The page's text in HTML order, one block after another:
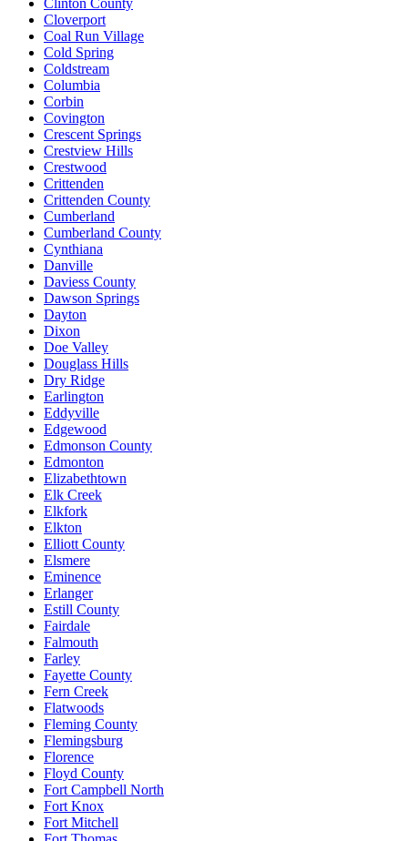
Cloverport
Coal Run Village
Cold Spring
Coldstream
Columbia
Corbin
Covington
Crescent Springs
Crestview Hills
Crestwood
Crittenden
Crittenden County
Cumberland
Cumberland County
Cynthiana
Danville
Daviess County
Dawson Springs
Dayton
Dixon
Doe Valley
Douglass Hills
Dry Ridge
Earlington
Eddyville
Edgewood
Edmonson County
Edmonton
Elizabethtown
Elk Creek
Elkfork
Elkton
Elliott County
Elsmere
Eminence
Erlanger
Estill County
Fairdale
Falmouth
Farley
Fayette County
Fern Creek
Flatwoods
Fleming County
Flemingsburg
Florence
Floyd County
Fort Campbell North
Fort Knox
Fort Mitchell